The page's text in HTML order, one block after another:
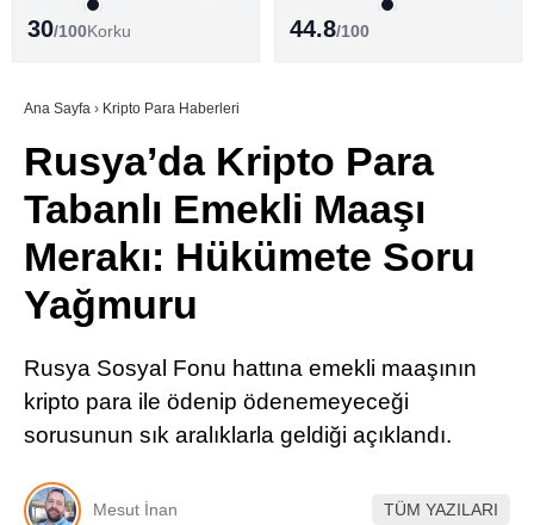
Youtube
TikTok
Telegram
ALTCOİN HABERLERİ
SÖZLÜK
30/100Korku 44.8/100
Ana Sayfa › Kripto Para Haberleri
Rusya’da Kripto Para
Tabanlı Emekli Maaşı
Merakı: Hükümete Soru
Yağmuru
Rusya Sosyal Fonu hattına emekli maaşının
kripto para ile ödenip ödenemeyeceği
sorusunun sık aralıklarla geldiği açıklandı.
Mesut İnan TÜM YAZILARI